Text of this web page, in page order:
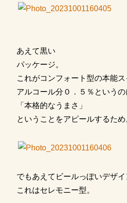
あえて黒い
パッケージ。
これがコンフォート型の本能ス
アルコール分０．５％というの
「本格的なうまさ」
ということをアピールするため
でもあえてビールっぽいデザイ
これはセレモニー型。